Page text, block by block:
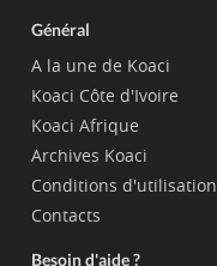
Général
A la une de Koaci
Koaci Côte d'Ivoire
Koaci Afrique
Archives Koaci
Conditions d'utilisation
Contacts
Besoin d'aide ?